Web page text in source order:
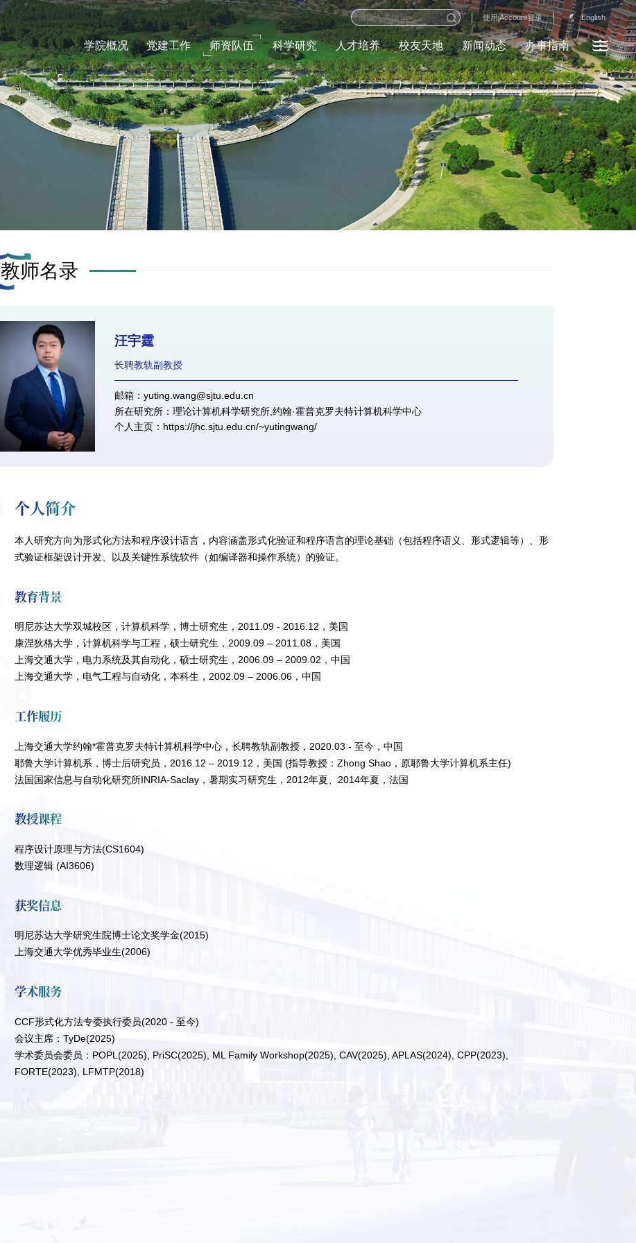
使用jAccount登录 English
学院概况 党建工作 师资队伍 科学研究 人才培养 校友天地 新闻动态 办事指南
教师名录
汪宇霆
长聘教轨副教授
邮箱：yuting.wang@sjtu.edu.cn
所在研究所：理论计算机科学研究所,约翰·霍普克罗夫特计算机科学中心
个人主页： https://jhc.sjtu.edu.cn/~yutingwang/
个人简介
本人研究方向为形式化方法和程序设计语言，内容涵盖形式化验证和程序语言的理论基础（包括程序语义、形式逻辑等）、形
式验证框架设计开发、以及关键性系统软件（如编译器和操作系统）的验证。
教育背景
明尼苏达大学双城校区，计算机科学，博士研究生，2011.09 - 2016.12，美国
康涅狄格大学，计算机科学与工程，硕士研究生，2009.09 – 2011.08，美国
上海交通大学，电力系统及其自动化，硕士研究生，2006.09 – 2009.02，中国
上海交通大学，电气工程与自动化，本科生，2002.09 – 2006.06，中国
工作履历
上海交通大学约翰*霍普克罗夫特计算机科学中心，长聘教轨副教授，2020.03 - 至今，中国
耶鲁大学计算机系，博士后研究员，2016.12 – 2019.12，美国 (指导教授：Zhong Shao，原耶鲁大学计算机系主任)
法国国家信息与自动化研究所INRIA-Saclay，暑期实习研究生，2012年夏、2014年夏，法国
教授课程
程序设计原理与方法(CS1604)
数理逻辑 (AI3606)
获奖信息
明尼苏达大学研究生院博士论文奖学金(2015)
上海交通大学优秀毕业生(2006)
学术服务
CCF形式化方法专委执行委员(2020 - 至今)
会议主席：TyDe(2025)
学术委员会委员：POPL(2025), PriSC(2025), ML Family Workshop(2025), CAV(2025), APLAS(2024), CPP(2023),
FORTE(2023), LFMTP(2018)